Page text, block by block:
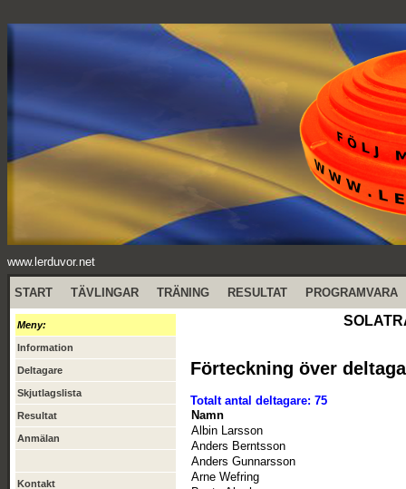
www.lerduvor.net
START TÄVLINGAR TRÄNING RESULTAT PROGRAMVARA
Meny:
Information
Deltagare
Skjutlagslista
Resultat
Anmälan
Kontakt
Förteckning över
Totalt antal deltagare: 75
Namn
Albin Larsson
Anders Berntsson
Anders Gunnarsson
Arne Wefring